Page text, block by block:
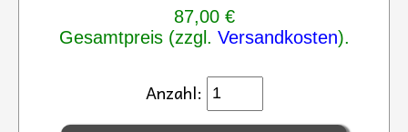
87,00 €
Gesamtpreis (zzgl. Versandkosten).
Anzahl: